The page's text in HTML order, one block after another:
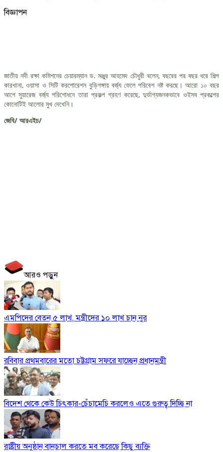
বিজ্ঞাপন
জাতীয় নদী রক্ষা কমিশনের চেয়ারম্যান ড. মঞ্জুর আহমেদ চৌধুরী বলেন, বছরের পর বছর ধরে শিল্প
কারখানা, ওয়াসা ও সিটি করপোরেশন বুড়িগঙ্গায় বর্জ্য ফেলে পরিবেশ নষ্ট করছে। আরো ১০ বছর
আগে সুয়ারেজ বর্জ্য পরিশোধনে তারা প্রকল্প গ্রহণ করেছে, দুর্ভাগ্যজনকভাবে ওইসব প্রকল্পের
কোনোটিই আলোর মুখ দেখেনি।
জেবি/ আরএইচ/
আরও পড়ুন
এমপিদের বেতন ৫ লাখ, মন্ত্রীদের ১০ লাখ চান নুর
রবিবার প্রথমবারের মতো চট্টগ্রাম সফরে যাচ্ছেন প্রধানমন্ত্রী
বিদেশ থেকে কেউ চিৎকার-চেঁচামেচি করলেও এতে গুরুত্ব দিচ্ছি না
রাষ্ট্রীয় অনুষ্ঠান বানচাল করতে মব করেছে কিছু ব্যক্তি